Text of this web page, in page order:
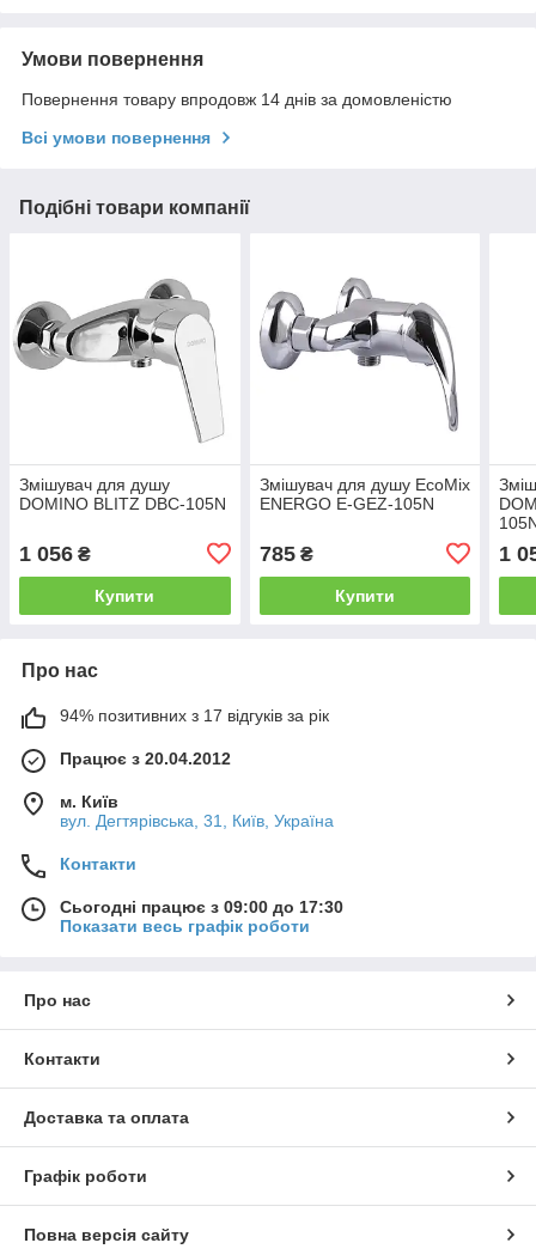
Умови повернення
Повернення товару впродовж 14 днів за домовленістю
Всі умови повернення
Подібні товари компанії
Змішувач для душу
DOMINO BLITZ DBC-105N
1 056 ₴
Купити
Змішувач для душу EcoMix
ENERGO E-GEZ-105N
785₴
Купити
1
Про нас
94% позитивних з 17 відгуків за рік
Працює з 20.04.2012
м. Київ
вул. Дегтярівська, 31, Київ, Україна
Контакти
Сьогодні працює з 09:00 до 17:30
Показати весь графік роботи
Про нас
Контакти
Доставка та оплата
Графік роботи
Повна версія сайту